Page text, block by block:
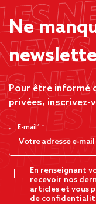
Ne
Pour être informé
privées, inscrivez-
E-mail*
En renseignant
recevoir nos
articles et vous
de